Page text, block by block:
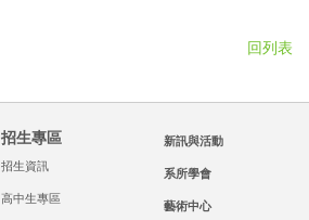
回列表
招生專區
招生資訊
高中生專區
新訊與活動
系所學會
藝術中心